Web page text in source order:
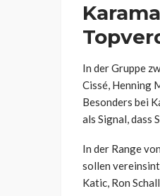
In der Gruppe
Cissé, Henning
Besonders bei
als Signal, dass
In der Range
sollen
Katic, Ron